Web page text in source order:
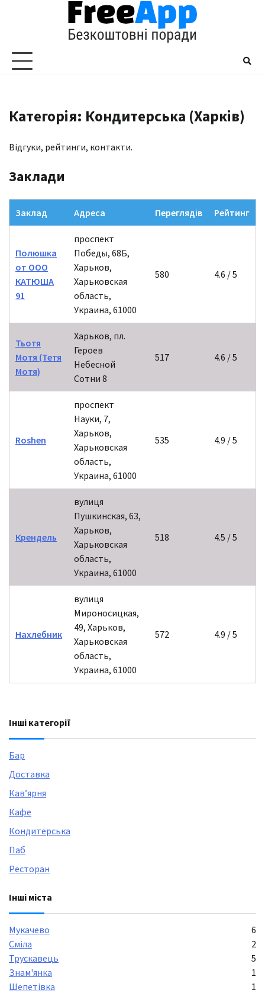
Категорія: Кондитерська (Харків)
Відгуки, рейтинги, контакти.
Заклади
Заклад Адреса Переглядів Рейтинг
Полюшка
от ООО
КАТЮША
91
проспект
Победы, 68Б,
Харьков,
Харьковская
область,
Украина, 61000
580 4.6 / 5
Тьотя
Мотя (Тетя
Мотя)
Харьков, пл.
Героев
Небесной
Сотни 8
517 4.6 / 5
Roshen
проспект
Науки, 7,
Харьков,
Харьковская
область,
Украина, 61000
535 4.9 / 5
Крендель
вулиця
Пушкинская, 63,
Харьков,
Харьковская
область,
Украина, 61000
518 4.5 / 5
Нахлебник
вулиця
Мироносицкая,
49, Харьков,
Харьковская
область,
Украина, 61000
572 4.9 / 5
Інші категорії
Бар
Доставка
Кавʼярня
Кафе
Кондитерська
Паб
Ресторан
Інші міста
Мукачево
6
Сміла
2
Трускавець
5
Знам'янка
1
Шепетівка
1